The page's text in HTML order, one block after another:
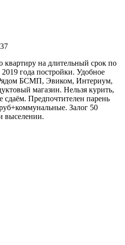
на длительный срок по
года постройки. Удобное
БСМП, Эвиком, Интериум,
магазин. Нельзя курить,
сдаём. Предпочтителен парень
Залог 50
выселении.